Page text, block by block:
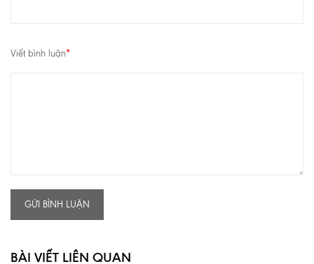
Viết bình luận*
GỬI BÌNH LUẬN
BÀI VIẾT LIÊN QUAN